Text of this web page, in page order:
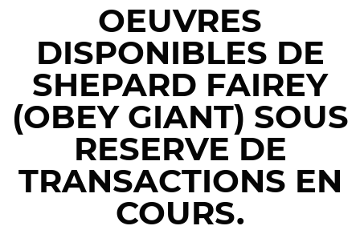
OEUVRES
DISPONIBLES DE
SHEPARD FAIREY
(OBEY GIANT) SOUS
RESERVE DE
TRANSACTIONS EN
COURS.